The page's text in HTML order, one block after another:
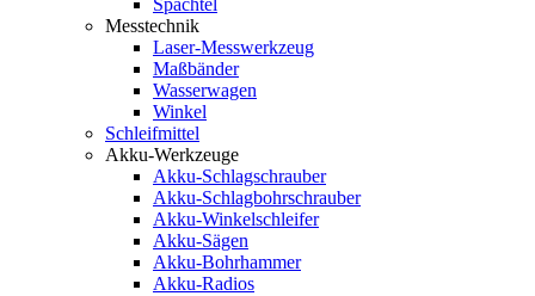
Spachtel
Messtechnik
Laser-Messwerkzeug
Maßbänder
Wasserwagen
Winkel
Schleifmittel
Akku-Werkzeuge
Akku-Schlagschrauber
Akku-Schlagbohrschrauber
Akku-Winkelschleifer
Akku-Sägen
Akku-Bohrhammer
Akku-Radios